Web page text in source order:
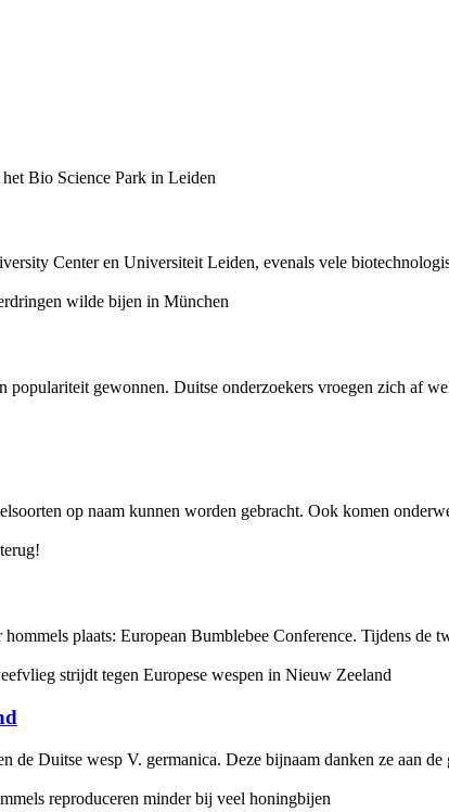
Center en Universiteit Leiden, evenals vele
gewonnen. Duitse onderzoekers vroegen zich af
op naam kunnen worden gebracht. Ook komen
plaats: European Bumblebee Conference. Tijdens de
Duitse wesp V. germanica. Deze bijnaam danken ze aan